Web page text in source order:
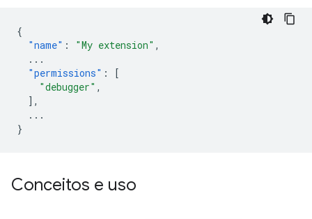
{
"name" : "My extension" ,
...
"permissions" :
[
"debugger" ,
],
...
}
Conceitos e uso